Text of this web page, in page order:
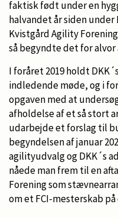
faktisk født under en
halvandet år siden under
Kvistgård Agility
så begyndte det for
I foråret 2019 holdt
indledende møde, og i
opgaven med at
afholdelse af et så stort
udarbejde et forslag til
begyndelsen af januar
agilityudvalg og DKK´s
nåede man frem til en
Forening som
om et FCI-mesterskab